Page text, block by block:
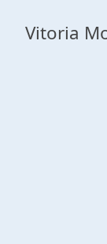
Vitoria